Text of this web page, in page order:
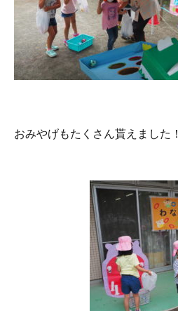
おみやげもたくさん貰えました！